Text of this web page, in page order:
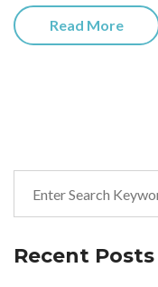
Read More
Recent Posts